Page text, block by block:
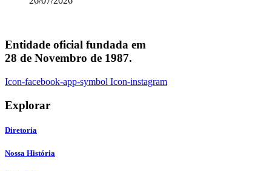
Entidade oficial fundada em
28 de Novembro de 1987.
Icon-facebook-app-symbol Icon-instagram
Explorar
Diretoria
Nossa História